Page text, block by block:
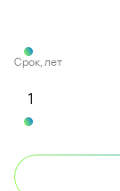
Срок, лет